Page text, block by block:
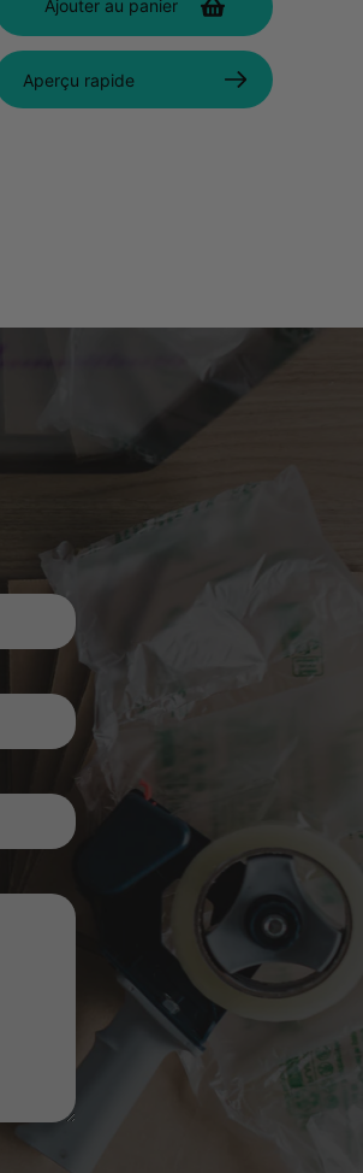
Ajouter au panier
Aperçu rapide